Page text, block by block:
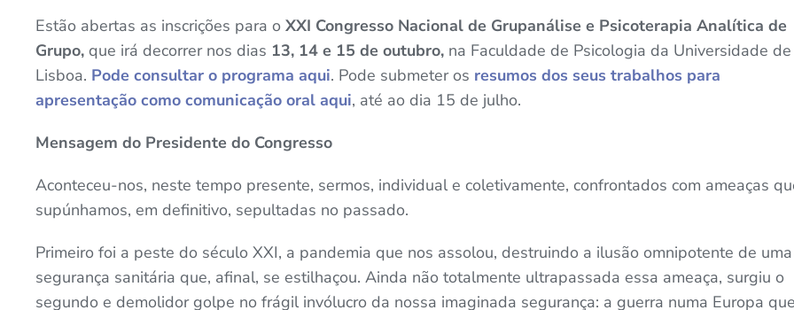
Estão abertas as inscrições para o XXI Congresso Nacional de Grupanálise e Psicoterapia Analítica de
Grupo, que irá decorrer nos dias 13, 14 e 15 de outubro, na Faculdade de Psicologia da Universidade de
Lisboa. Pode consultar o programa aqui. Pode submeter os resumos dos seus trabalhos para
apresentação como comunicação oral aqui, até ao dia 15 de julho.
Mensagem do Presidente do Congresso
Aconteceu-nos, neste tempo presente, sermos, individual e coletivamente, confrontados com ameaças
supúnhamos, em definitivo, sepultadas no passado.
Primeiro foi a peste do século XXI, a pandemia que nos assolou, destruindo a ilusão omnipotente de uma
segurança sanitária que, afinal, se estilhaçou. Ainda não totalmente ultrapassada essa ameaça, surgiu o
segundo e demolidor golpe no frágil invólucro da nossa imaginada segurança: a guerra numa Europa